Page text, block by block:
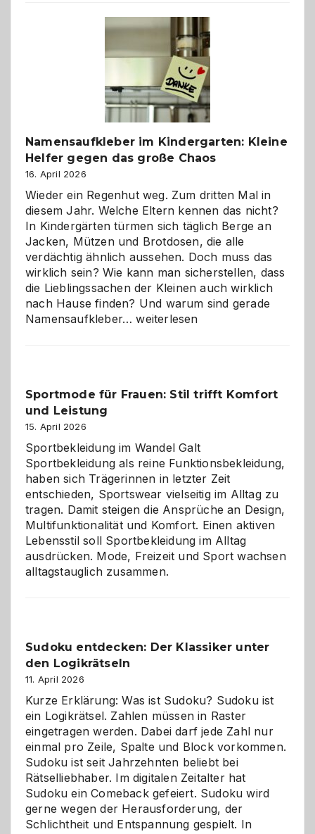
wann
ist
eine
Hundepension
die
richtige
Namensaufkleber im Kindergarten: Kleine
Helfer gegen das große Chaos
16. April 2026
Wieder ein Regenhut weg. Zum dritten Mal in
diesem Jahr. Welche Eltern kennen das nicht?
In Kindergärten türmen sich täglich Berge an
Jacken, Mützen und Brotdosen, die alle
verdächtig ähnlich aussehen. Doch muss das
wirklich sein? Wie kann man sicherstellen, dass
die Lieblingssachen der Kleinen auch wirklich
nach Hause finden? Und warum sind gerade
Namensaufkleber…Namensaufkleber
gegen
Chaos
weiterlesen
Sportmode für Frauen: Stil trifft Komfort
und Leistung
15. April 2026
Sportbekleidung im Wandel Galt
Sportbekleidung als reine Funktionsbekleidung,
haben sich Trägerinnen in letzter Zeit
entschieden, Sportswear vielseitig im Alltag zu
tragen. Damit steigen die Ansprüche an Design,
Multifunktionalität und Komfort. Einen aktiven
Lebensstil soll Sportbekleidung im Alltag
ausdrücken. Mode, Freizeit und Sport wachsen
alltagstauglich zusammen.
Sudoku entdecken: Der Klassiker unter
den Logikrätseln
11. April 2026
Kurze Erklärung: Was ist Sudoku? Sudoku ist
ein Logikrätsel. Zahlen müssen in Raster
eingetragen werden. Dabei darf jede Zahl nur
einmal pro Zeile, Spalte und Block vorkommen.
Sudoku ist seit Jahrzehnten beliebt bei
Rätselliebhaber. Im digitalen Zeitalter hat
Sudoku ein Comeback gefeiert. Sudoku wird
gerne wegen der Herausforderung, der
Schlichtheit und Entspannung gespielt. In